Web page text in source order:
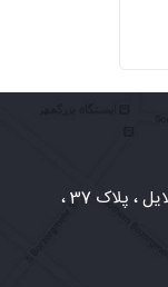
شهر مشهد، بلوار سجاد ، خیابان خیام جنوبی ۱۰ [بهزاد] ، خیابان گلایل ، پلاک 37 ،